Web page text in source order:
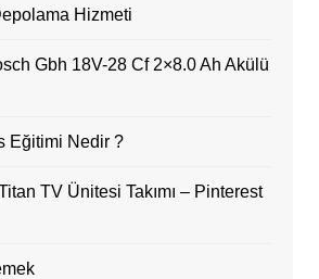
Hizmeti
Gbh 18V-28 Cf 2×8.0 Ah Akülü
Eğitimi Nedir ?
TV Ünitesi Takımı – Pinterest